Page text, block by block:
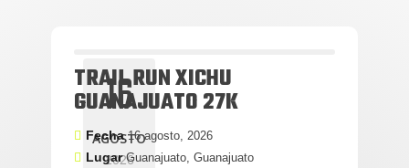
16
AGOSTO
2026
TRAIL RUN XICHU
GUANAJUATO 27K
Fecha16 agosto, 2026
LugarGuanajuato, Guanajuato